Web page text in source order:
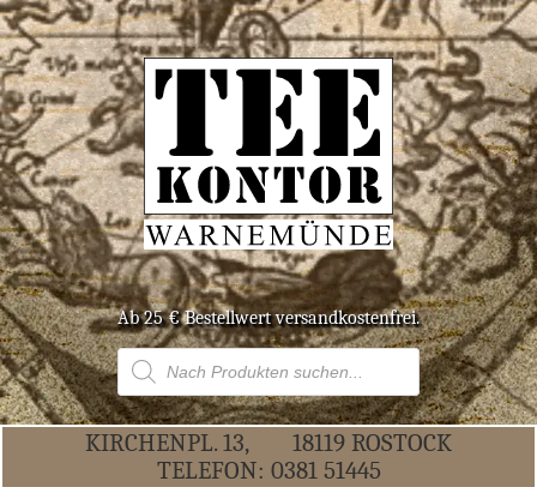
Ab 25 € Bestell­wert versandkostenfrei.
Products
search
KIR­CHEN­PL. 13,
18119 ROS­TOCK
TELE­FON: 0381 51445